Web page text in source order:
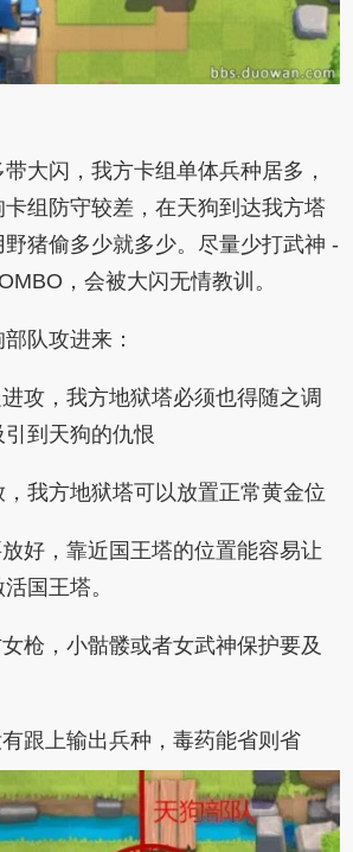
大闪，我方卡组单体兵种居多，
组防守较差，在天狗到达我方塔
猪偷多少就多少。尽量少打武神 -
，会被大闪无情教训。
队攻进来：
攻，我方地狱塔必须也得随之调
到天狗的仇恨
我方地狱塔可以放置正常黄金位
好，靠近国王塔的位置能容易让
国王塔。
枪，小骷髅或者女武神保护要及
跟上输出兵种，毒药能省则省